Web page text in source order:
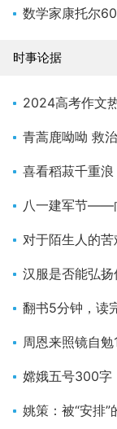
数学家康托尔
时事论据
2024高考作文
青蒿鹿呦呦 救
喜看稻菽千重
八一建军节——
对于陌生人的
汉服是否能弘
翻书5分钟，读
周恩来照镜自
嫦娥五号300字
姚策：被“安排